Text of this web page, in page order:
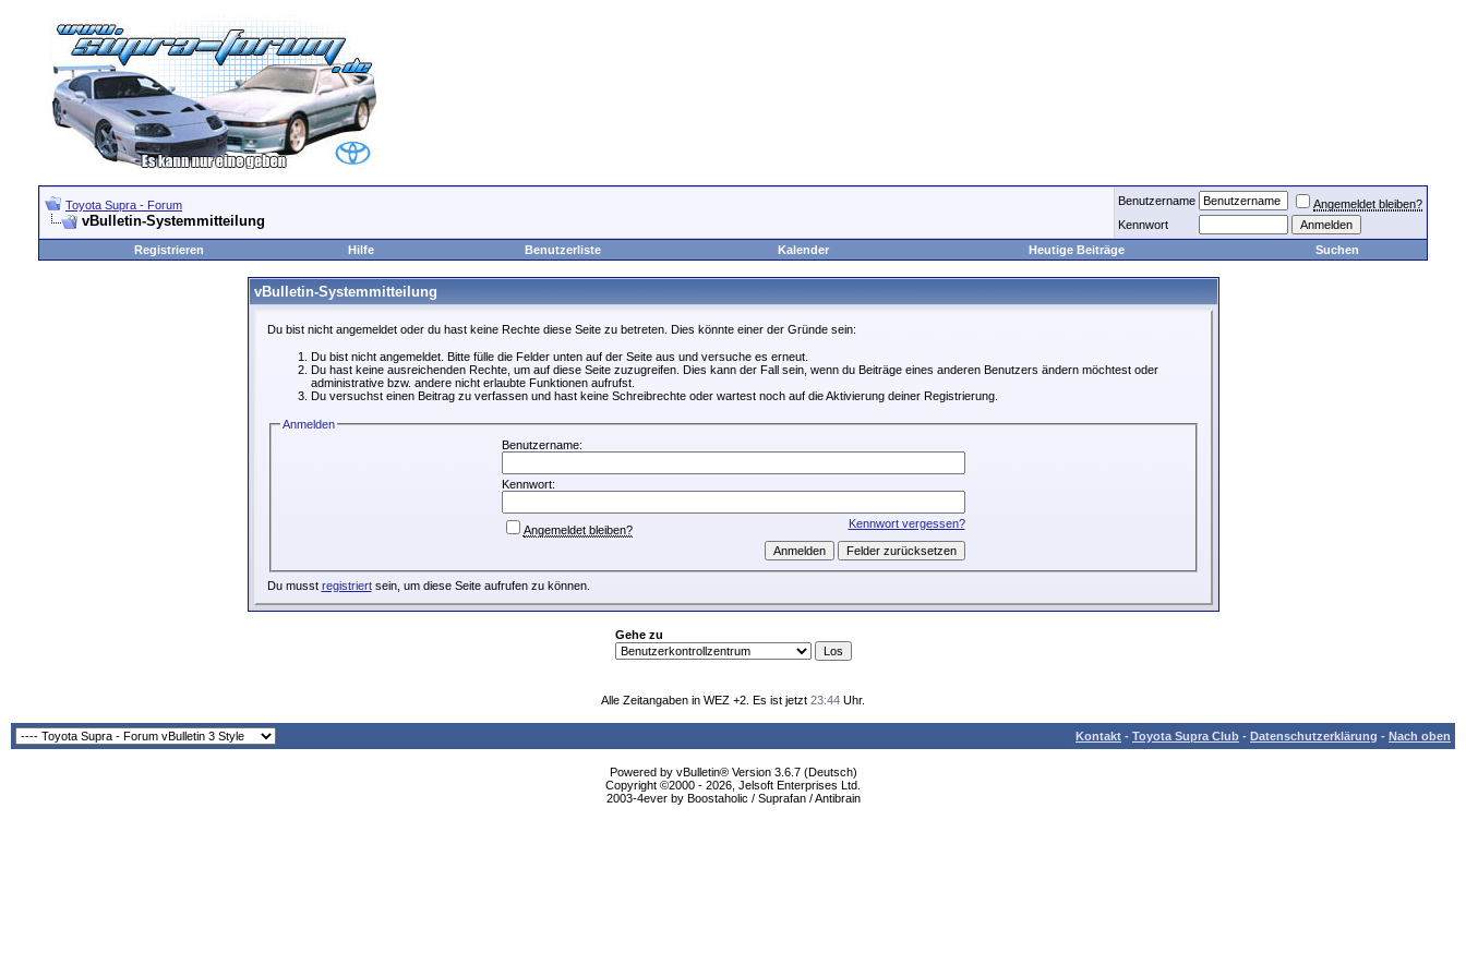
Toyota Supra - Forum
vBulletin-Systemmitteilung
Benutzername
Angemeldet bleiben?
Kennwort
Registrieren
Hilfe Benutzerliste Kalender Heutige Beiträge Suchen
vBulletin-Systemmitteilung
Du bist nicht angemeldet oder du hast keine Rechte diese Seite zu betreten. Dies könnte einer der Gründe sein:
Du bist nicht angemeldet. Bitte fülle die Felder unten auf der Seite aus und versuche es erneut.
Du hast keine ausreichenden Rechte, um auf diese Seite zuzugreifen. Dies kann der Fall sein, wenn du Beiträge eines anderen Benutzers ändern möchtest oder
administrative bzw. andere nicht erlaubte Funktionen aufrufst.
Du versuchst einen Beitrag zu verfassen und hast keine Schreibrechte oder wartest noch auf die Aktivierung deiner Registrierung.
Anmelden
Benutzername:
Kennwort:
Kennwort vergessen?
Angemeldet bleiben?
Du musst registriertsein, um diese Seite aufrufen zu können.
Gehe zu
Alle Zeitangaben in WEZ +2. Es ist jetzt 23:44 Uhr.
Kontakt - Toyota Supra Club - Datenschutzerklärung - Nach oben
Powered by vBulletin® Version 3.6.7 (Deutsch)
Copyright ©2000 - 2026, Jelsoft Enterprises Ltd.
2003-4ever by Boostaholic / Suprafan / Antibrain